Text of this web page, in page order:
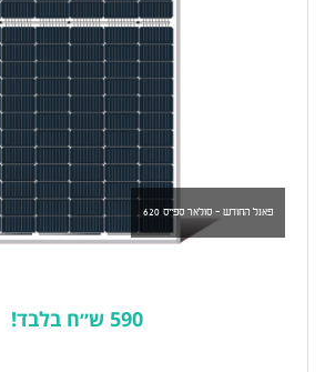
פאנל החודש - סולאר ספייס 620
590 ש״ח בלבד!